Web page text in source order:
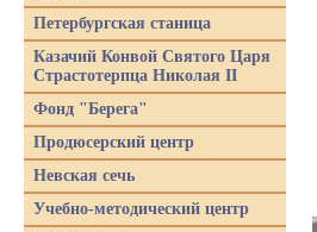
Петербургская станица
Казачий Конвой Святого Царя
Страстотерпца Николая II
Фонд "Берега"
Продюсерский центр
Невская сечь
Учебно-методический центр